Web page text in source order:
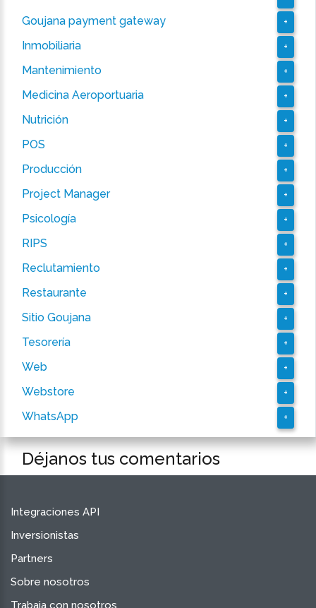
Goujana payment gateway +
Inmobiliaria +
Mantenimiento +
Medicina Aeroportuaria +
Nutrición +
POS +
Producción +
Project Manager +
Psicología +
RIPS +
Reclutamiento +
Restaurante +
Sitio Goujana +
Tesorería +
Web +
Webstore +
WhatsApp +
Déjanos tus comentarios
Integraciones API
Inversionistas
Partners
Sobre nosotros
Trabaja con nosotros